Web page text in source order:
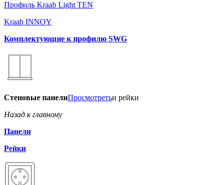
Профиль Kraab Light TEN
Kraab INNOY
Комплектующие к профилю SWG
Стеновые панелиПросмотретьи рейки
Назад к главному
Панели
Рейки